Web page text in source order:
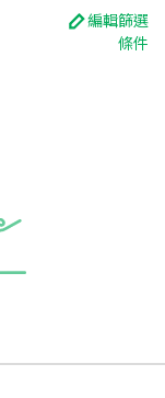
編輯篩選
條件